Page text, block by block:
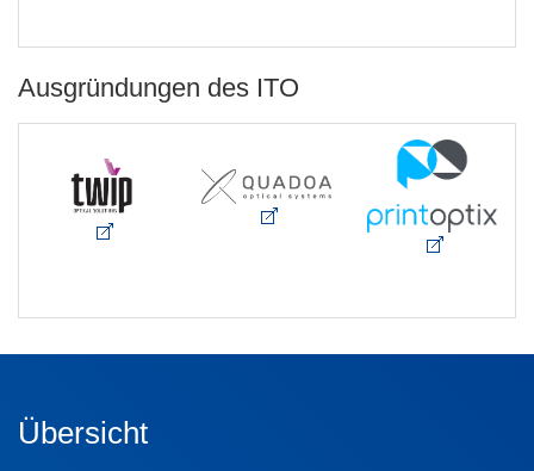
Ausgründungen des ITO
Übersicht